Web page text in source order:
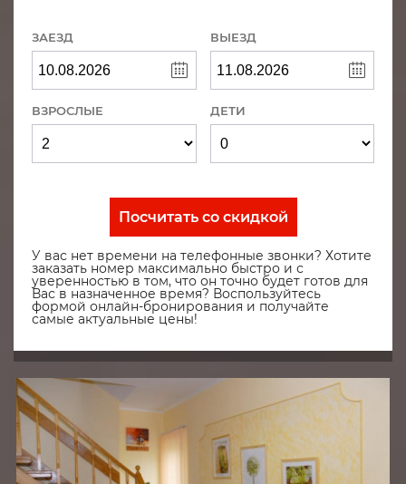
ЗАЕЗД ВЫЕЗД
ВЗРОСЛЫЕ ДЕТИ
Посчитать со скидкой
У вас нет времени на телефонные звонки? Хотите
заказать номер максимально быстро и с
уверенностью в том, что он точно будет готов для
Вас в назначенное время? Воспользуйтесь
формой онлайн-бронирования и получайте
самые актуальные цены!